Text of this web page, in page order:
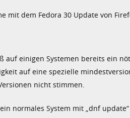
mit dem Fedora 30 Update von
auf einigen Systemen bereits ein
auf eine spezielle
nicht stimmen.
normales System mit „dnf